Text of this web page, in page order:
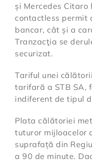
și Mercedes
contactless permit
bancar, cât și a
Tranzacţia se
securizat.
Tariful unei
tarifară a STB SA,
indiferent de tipul
Plata călătoriei
tuturor mijloacelor
suprafață din
a 90 de minute.